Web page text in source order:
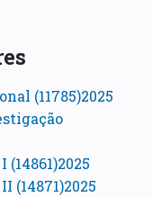
(11785)2025
(14871)2025